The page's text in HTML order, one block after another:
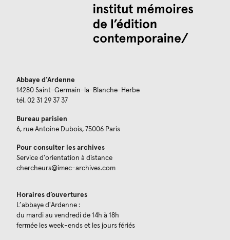
Abbaye d’Ardenne
14280 Saint-Germain-la-Blanche-Herbe
tél. 02 31 29 37 37
Bureau parisien
6, rue Antoine Dubois, 75006 Paris
Pour consulter les archives
Service d'orientation à distance
chercheurs@imec-archives.com
Horaires d’ouvertures
L’abbaye d'Ardenne :
du mardi au vendredi de 14h à 18h
fermée les week-ends et les jours fériés